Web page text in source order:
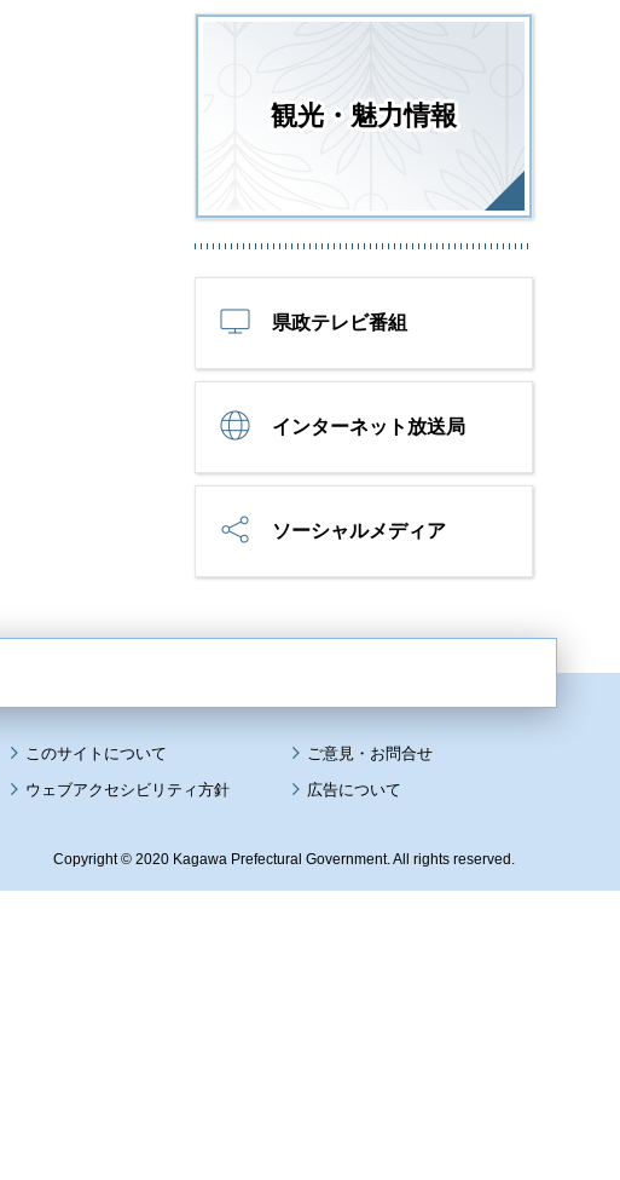
観光・魅力情報
県政テレビ番組
インターネット放送局
ソーシャルメディア
このサイトについて
ウェブアクセシビリティ方針 広告について
Copyright © 2020 Kagawa Prefectural Government. All rights reserved.